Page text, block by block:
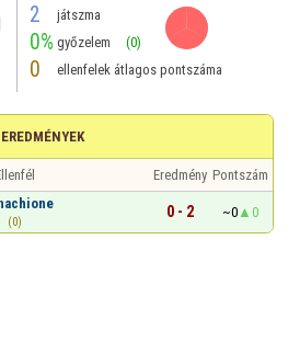
2 játszma
0% győzelem (0)
0 ellenfelek átlagos pontszáma
EREDMÉNYEK
Eredmény Pontszám
(0)
0 - 2 ~0 0